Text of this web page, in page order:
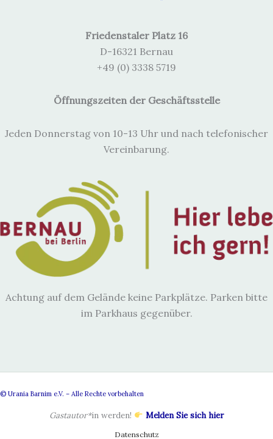
Friedenstaler Platz 16
D-16321 Bernau
+49 (0) 3338 5719
Öffnungszeiten der Geschäftsstelle
Jeden Donnerstag von 10-13 Uhr und nach telefonischer
Vereinbarung.
Achtung auf dem Gelände keine Parkplätze. Parken bitte
im Parkhaus gegenüber.
© Urania Barnim e.V. – Alle Rechte vorbehalten
Gastautor*in werden! Melden Sie sich hier
Datenschutz